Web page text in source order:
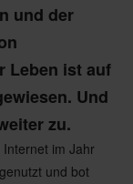
und der
Leben ist auf
Und
zu.
im Jahr
und bot